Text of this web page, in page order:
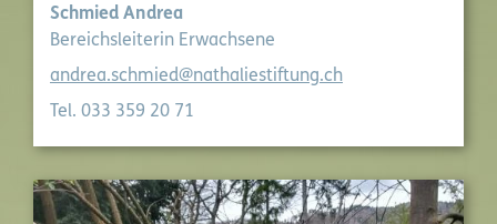
Schmied Andrea
Bereichsleiterin Erwachsene
andrea.schmied@nathaliestiftung.ch
Tel. 033 359 20 71